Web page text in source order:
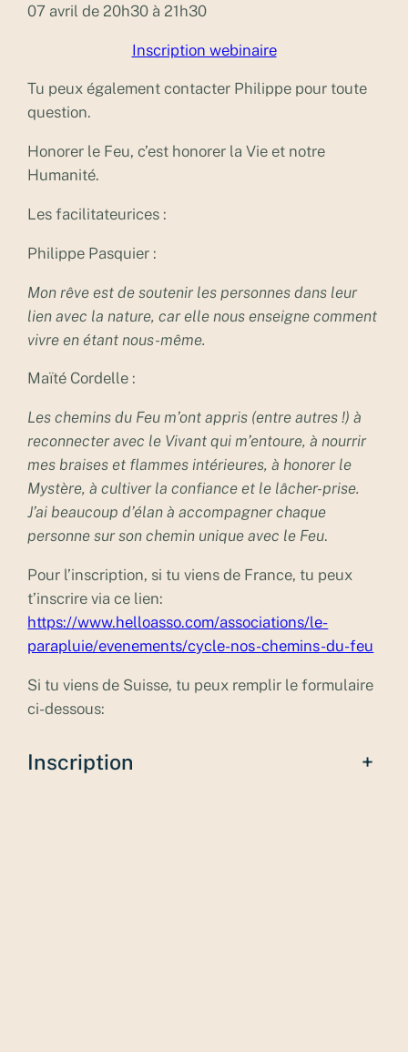
07 avril de 20h30 à 21h30
Inscription webinaire
Tu peux également contacter Philippe pour toute
question.
Honorer le Feu, c’est honorer la Vie et notre
Humanité.
Les facilitateurices :
Philippe Pasquier :
Mon rêve est de soutenir les personnes dans leur
lien avec la nature, car elle nous enseigne comment
vivre en étant nous-même.
Maïté Cordelle :
Les chemins du Feu m’ont appris (entre autres !) à
reconnecter avec le Vivant qui m’entoure, à nourrir
mes braises et flammes intérieures, à honorer le
Mystère, à cultiver la confiance et le lâcher-prise.
J’ai beaucoup d’élan à accompagner chaque
personne sur son chemin unique avec le Feu.
Pour l’inscription, si tu viens de France, tu peux
t’inscrire via ce lien:
https://www.helloasso.com/associations/le-
parapluie/evenements/cycle-nos-chemins-du-feu
Si tu viens de Suisse, tu peux remplir le formulaire
ci-dessous:
Inscription +